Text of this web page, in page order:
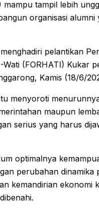
tampil lebih
organisasi alumni
pelantikan
(FORHATI) Kukar
Kamis (18/6/
menyoroti
maupun
serius yang harus
optimalnya
perubahan dinamika
kemandirian ekonomi